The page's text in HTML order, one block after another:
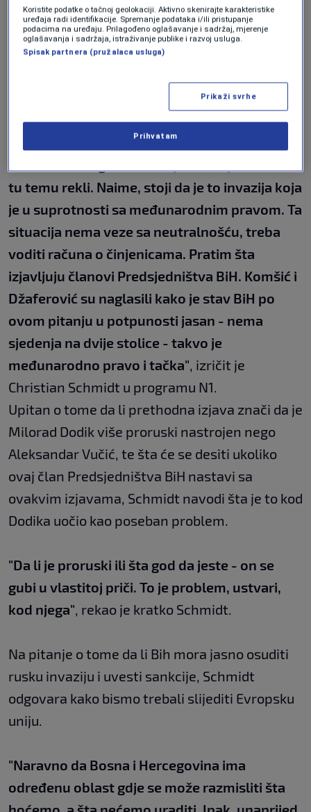
komentar navodi da Dodiku ne treba pridavati
puno značaja.
značaju. On je taj koji naziva ljude po svijetu,
ne nazivaju oni njega. To je velika razlika.
Preporučujem da se pročita ono što su čak i
tu temu rekli. Naime, stoji da je to invazija koja
je u suprotnosti sa međunarodnim pravom. Ta
situacija nema veze sa neutralnošću, treba
voditi računa o činjenicama. Pratim šta
izjavljuju članovi Predsjedništva BiH. Komšić i
Džaferović su naglasili kako je stav BiH po
ovom pitanju u potpunosti jasan - nema
sjedenja na dvije stolice - takvo je
međunarodno pravo i tačka", izričit je
Christian Schmidt u programu N1.
Upitan o tome da li prethodna izjava znači da je
Milorad Dodik više proruski nastrojen nego
Aleksandar Vučić, te šta će se desiti ukoliko
ovaj član Predsjedništva BiH nastavi sa
ovakvim izjavama, Schmidt navodi šta je to kod
Dodika uočio kao poseban problem.
"Da li je proruski ili šta god da jeste - on se
gubi u vlastitoj priči. To je problem, ustvari,
kod njega", rekao je kratko Schmidt.
Na pitanje o tome da li Bih mora jasno osuditi
rusku invaziju i uvesti sankcije, Schmidt
odgovara kako bismo trebali slijediti Evropsku
uniju.
"Naravno da Bosna i Hercegovina ima
određenu oblast gdje se može razmisliti šta
Koristite podatke o tačnoj geolokaciji. Aktivno skenirajte karakteristike
uređaja radi identifikacije. Spremanje podataka i/ili pristupanje
podacima na uređaju. Prilagođeno oglašavanje i sadržaj, mjerenje
oglašavanja i sadržaja, istraživanje publike i razvoj usluga.
Spisak partnera (pružalaca usluga)
Prikaži svrhe
Prihvatam